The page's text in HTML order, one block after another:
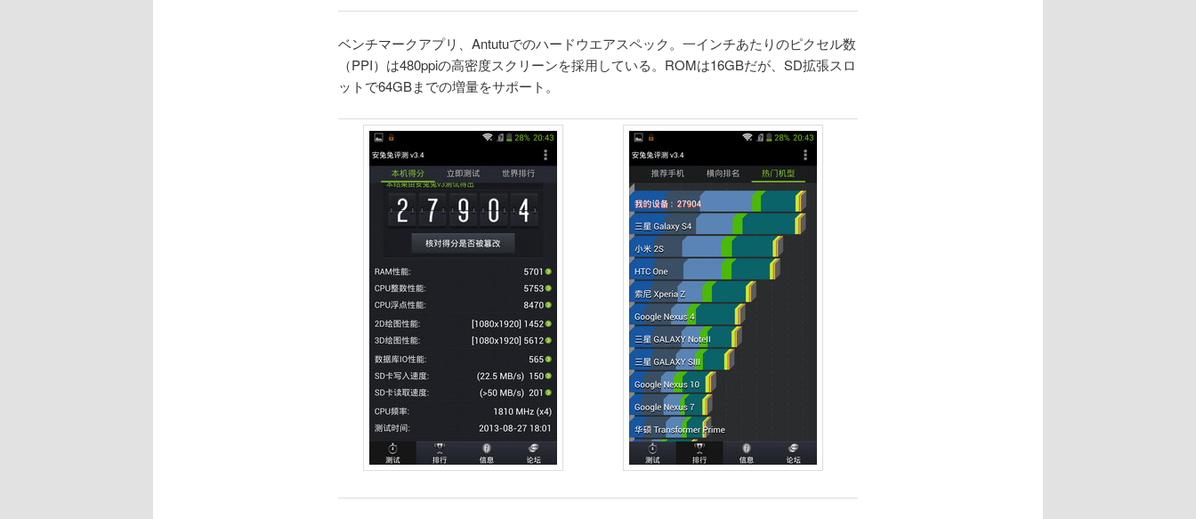
ベンチマークアプリ、Antutuでのハードウエアスペック。一インチあたりのピクセル数
（PPI）は480ppiの高密度スクリーンを採用している。ROMは16GBだが、SD拡張スロ
ットで64GBまでの増量をサポート。